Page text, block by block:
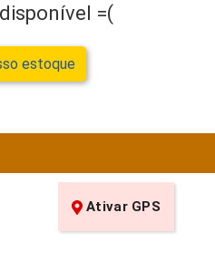
=(
estoque
Ativar GPS